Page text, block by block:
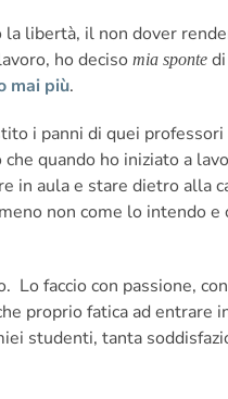
libertà, il non dover
ho deciso mia spontedi
mai più.
i panni di quei
quando ho iniziato a
in aula e stare dietro alla
non come lo intendo e
Lo faccio con passione,
proprio fatica ad entrare
studenti, tanta